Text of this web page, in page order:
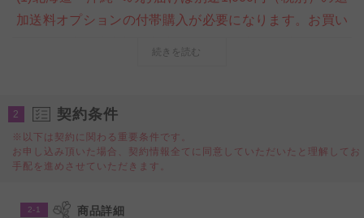
加送料オプションの付帯購入が必要になります。お買い
の追加変更をさせていただきます。
ビジネスフラワー®厳選のオンラインギフト（ギフトカ
農園で生産した新鮮なバラを、ポリカーボネート製のお
続きを読む
2 契約条件
※以下は契約に関わる重要条件です。
お申し込み頂いた場合、契約情報全てに同意していただいたと理解してお
手配を進めさせていただきます。
2-1 商品詳細